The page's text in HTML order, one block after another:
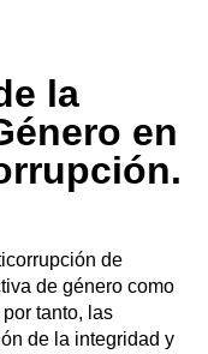
la
en
de
de género como
tanto, las
de la integridad y